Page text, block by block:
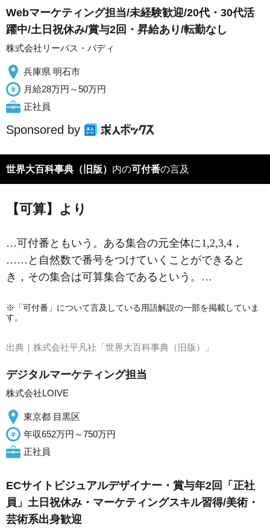
Webマーケティング担当/未経験歓迎/20代・30代活
躍中/土日祝休み/賞与2回・昇給あり/転勤なし
株式会社リーパス・バディ
兵庫県 明石市
月給28万円～50万円
正社員
Sponsored by
世界大百科事典（旧版） 内の可付番の言及
【可算】より
…可付番ともいう。ある集合の元全体に1,2,3,4，
……と自然数で番号をつけていくことができると
き，その集合は可算集合であるという。…
※「可付番」について言及している用語解説の一部を掲載していま
す。
出典｜ 株式会社平凡社「世界大百科事典（旧版）」
デジタルマーケティング担当
株式会社LOIVE
東京都 目黒区
年収652万円～750万円
正社員
ECサイトビジュアルデザイナー・賞与年2回「正社
員」土日祝休み・マーケティングスキル習得/美術・
芸術系出身歓迎